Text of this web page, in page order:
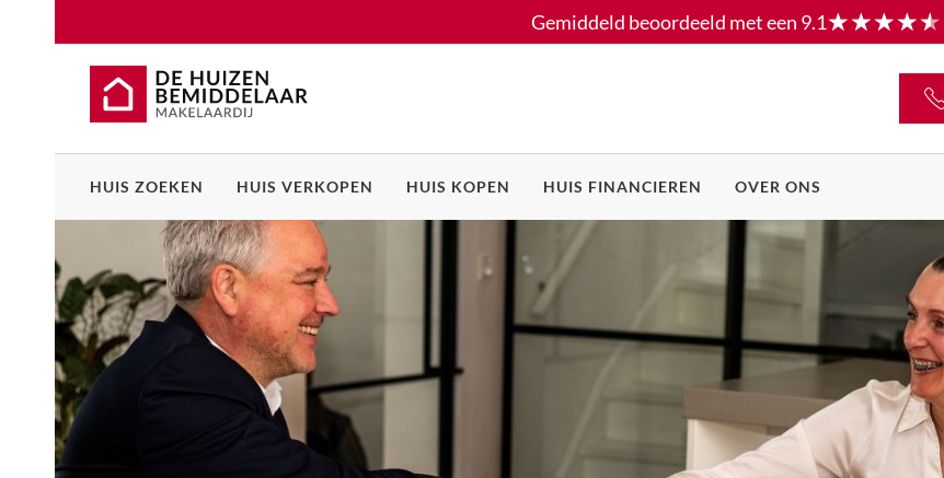
Gemiddeld beoordeeld met een 9.1
HUIS ZOEKEN HUIS VERKOPEN HUIS KOPEN HUIS FINANCIEREN OVER ONS